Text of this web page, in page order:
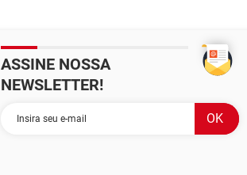
ASSINE NOSSA
NEWSLETTER!